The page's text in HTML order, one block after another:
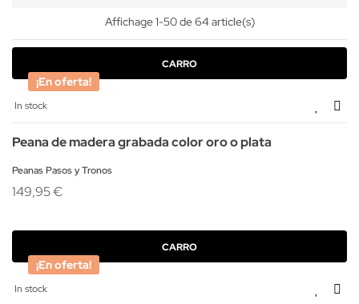
Affichage 1-50 de 64 article(s)
¡En oferta!
CARRO
In stock
Peana de madera grabada color oro o plata
Peanas Pasos y Tronos
149,95 €
¡En oferta!
CARRO
In stock